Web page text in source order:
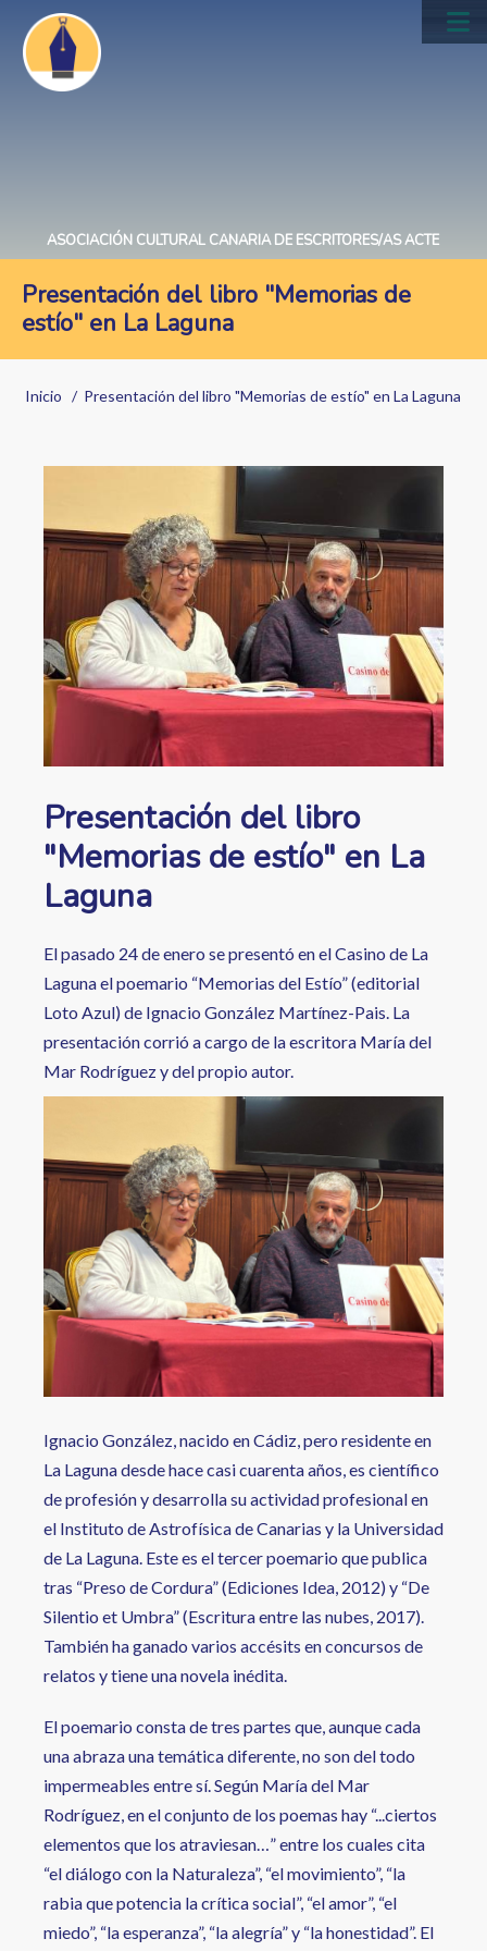
Pasar
contenido
principal
ASOCIACIÓN CULTURAL CANARIA DE ESCRITORES/AS ACTE
Presentación del libro "Memorias de
estío" en La Laguna
Sobrescribir
de
a
la
navegación
Inicio Presentación del libro "Memorias de estío" en La Laguna
Presentación del libro
"Memorias de estío" en La
Laguna
El pasado 24 de enero se presentó en el Casino de La
Laguna el poemario “Memorias del Estío” (editorial
Loto Azul) de Ignacio González Martínez-Pais. La
presentación corrió a cargo de la escritora María del
Mar Rodríguez y del propio autor.
Ignacio González, nacido en Cádiz, pero residente en
La Laguna desde hace casi cuarenta años, es científico
de profesión y desarrolla su actividad profesional en
el Instituto de Astrofísica de Canarias y la Universidad
de La Laguna. Este es el tercer poemario que publica
tras “Preso de Cordura” (Ediciones Idea, 2012) y “De
Silentio et Umbra” (Escritura entre las nubes, 2017).
También ha ganado varios accésits en concursos de
relatos y tiene una novela inédita.
El poemario consta de tres partes que, aunque cada
una abraza una temática diferente, no son del todo
impermeables entre sí. Según María del Mar
Rodríguez, en el conjunto de los poemas hay “...ciertos
elementos que los atraviesan…” entre los cuales cita
“el diálogo con la Naturaleza”, “el movimiento”, “la
rabia que potencia la crítica social”, “el amor”, “el
miedo”, “la esperanza”, “la alegría” y “la honestidad”. El